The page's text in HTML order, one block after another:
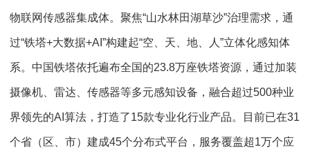
物联网传感器集成体。聚焦“山水林田湖草沙”治理需求，通
过“铁塔+大数据+AI”构建起“空、天、地、人”立体化感知体
系。中国铁塔依托遍布全国的23.8万座铁塔资源，通过加装
摄像机、雷达、传感器等多元感知设备，融合超过500种业
界领先的AI算法，打造了15款专业化行业产品。目前已在31
个省（区、市）建成45个分布式平台，服务覆盖超1万个应